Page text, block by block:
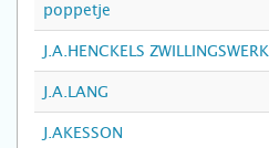
poppetje
J.A.HENCKELS ZWILLINGSWERK
J.A.LANG
J.AKESSON